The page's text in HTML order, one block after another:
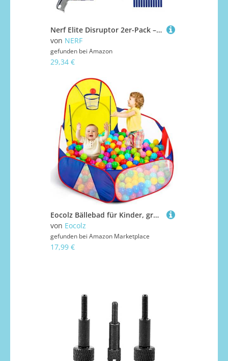
Nerf Elite Disruptor 2er-Pack – 2 Disruptor Blaster, 12 Nerf Elite Darts – 6-Dart Rotationstrommel, Schnellfeuer
von NERF
gefunden bei Amazon
29,34 €
Eocolz Bällebad für Kinder, großes Pop-Up-Ballgäbe für Kleinkinder, Spielhaus, Baby-Laufstall, mit Basketballkorb und Aufbewahrungstasche mit Reißverschluss, 120 cm (Blau & rot & gelb)
von Eocolz
gefunden bei Amazon Marketplace
17,99 €